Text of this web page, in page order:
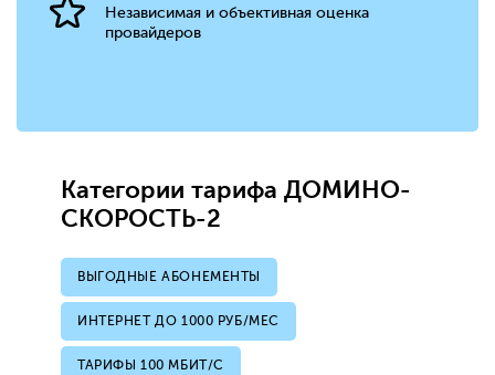
Независимая и объективная оценка
провайдеров
Категории тарифа ДОМИНО-
СКОРОСТЬ-2
ВЫГОДНЫЕ АБОНЕМЕНТЫ
ИНТЕРНЕТ ДО 1000 РУБ/МЕС
ТАРИФЫ 100 МБИТ/С